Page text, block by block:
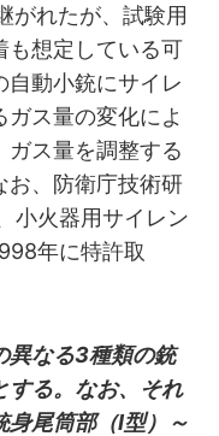
がれたが、試験用
も想定している可
自動小銃にサイレ
ス量の変化によ
ガス量を調整する
お、防衛庁技術研
小火器用サイレン
年に特許取
異なる3種類の銃
する。なお、それ
身尾筒部（I型）～